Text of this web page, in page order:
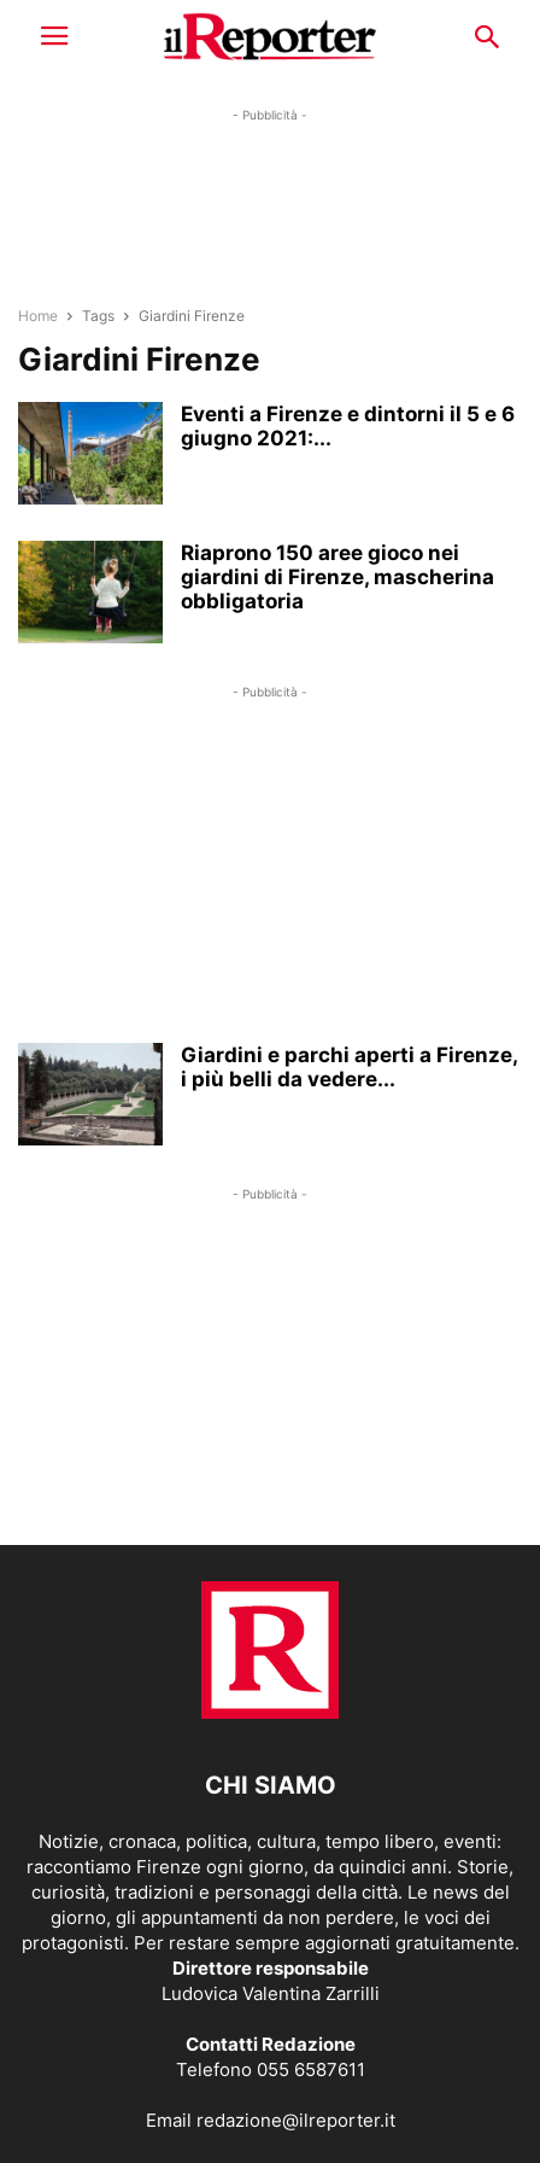
- Pubblicità -
Home Tags Giardini Firenze
Giardini Firenze
Eventi a Firenze e dintorni il 5 e 6
giugno 2021:...
Riaprono 150 aree gioco nei
giardini di Firenze, mascherina
obbligatoria
- Pubblicità -
Giardini e parchi aperti a Firenze,
i più belli da vedere...
- Pubblicità -
CHI SIAMO
Notizie, cronaca, politica, cultura, tempo libero, eventi:
raccontiamo Firenze ogni giorno, da quindici anni. Storie,
curiosità, tradizioni e personaggi della città. Le news del
giorno, gli appuntamenti da non perdere, le voci dei
protagonisti. Per restare sempre aggiornati gratuitamente.
Direttore responsabile
Ludovica Valentina Zarrilli
Contatti Redazione
Telefono 055 6587611
Email redazione@ilreporter.it